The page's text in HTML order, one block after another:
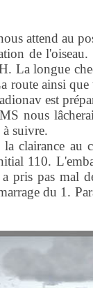
attend au
de
La longue
route ainsi
est
nous
à suivre.
clairance au
110.
pris pas mal
du 1.